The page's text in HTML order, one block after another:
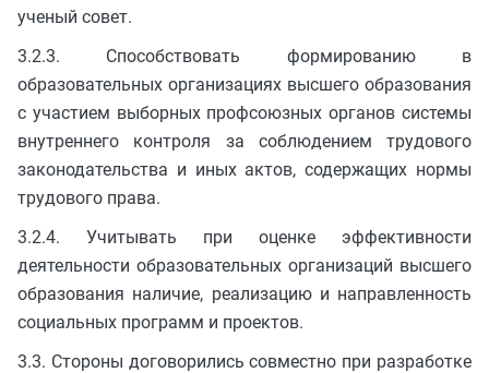
ученый совет.
3.2.3. Способствовать формированию в
образовательных организациях высшего образования
с участием выборных профсоюзных органов системы
внутреннего контроля за соблюдением трудового
законодательства и иных актов, содержащих нормы
трудового права.
3.2.4. Учитывать при оценке эффективности
деятельности образовательных организаций высшего
образования наличие, реализацию и направленность
социальных программ и проектов.
3.3. Стороны договорились совместно при разработке